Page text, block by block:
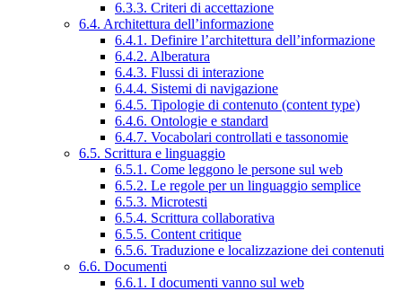
6.3.3. Criteri di accettazione
6.4. Architettura dell’informazione
6.4.1. Definire l’architettura dell’informazione
6.4.2. Alberatura
6.4.3. Flussi di interazione
6.4.4. Sistemi di navigazione
6.4.5. Tipologie di contenuto (content type)
6.4.6. Ontologie e standard
6.4.7. Vocabolari controllati e tassonomie
6.5. Scrittura e linguaggio
6.5.1. Come leggono le persone sul web
6.5.2. Le regole per un linguaggio semplice
6.5.3. Microtesti
6.5.4. Scrittura collaborativa
6.5.5. Content critique
6.5.6. Traduzione e localizzazione dei contenuti
6.6. Documenti
6.6.1. I documenti vanno sul web